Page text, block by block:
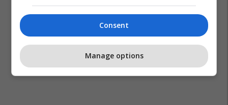
Consent
Manage options